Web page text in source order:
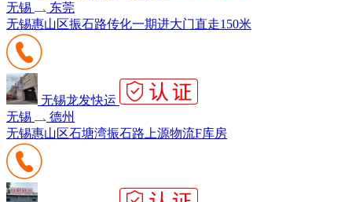
无锡
东莞
无锡惠山区振石路传化一期进大门直走150米
无锡龙发快运
无锡
德州
无锡惠山区石塘湾振石路上源物流F库房